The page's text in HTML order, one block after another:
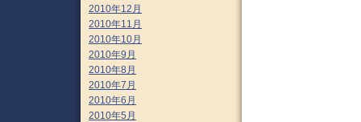
2010年12月
2010年11月
2010年10月
2010年9月
2010年8月
2010年7月
2010年6月
2010年5月